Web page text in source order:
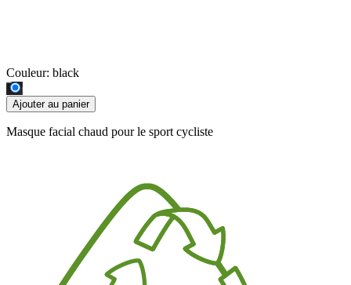
Couleur: black
Ajouter au panier
Masque facial chaud pour le sport cycliste